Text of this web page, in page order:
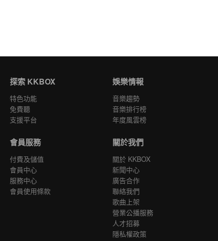
探索 KKBOX
特色功能
免費聽
支援平台
娛樂情報
音樂趨勢
音樂排行榜
年度風雲榜
會員服務
付費及儲值
會員中心
服務中心
會員使用條款
關於我們
關於 KKBOX
新聞中心
廣告合作
聯絡我們
歌曲上架
營業公播服務
人才招募
隱私權政策